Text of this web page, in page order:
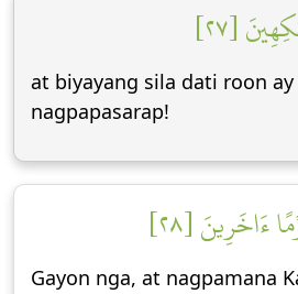
[٢٧]
at biyayang sila dati roon
nagpapasarap!
ءَاخَرِينَ [٢٨]
Gayon nga, at nagpamana